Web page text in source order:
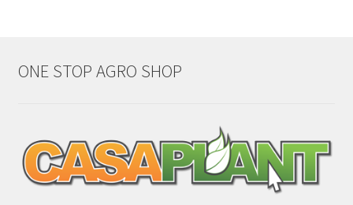
ONE STOP AGRO SHOP